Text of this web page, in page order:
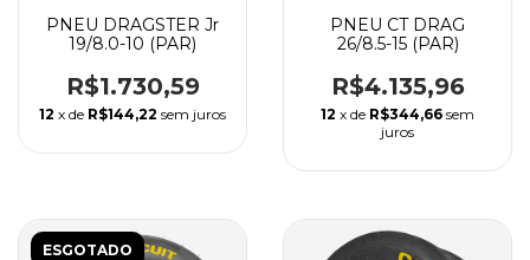
PNEU DRAGSTER Jr
19/8.0-10 (PAR)
R$1.730,59
12 x de R$144,22 sem juros
PNEU CT DRAG
26/8.5-15 (PAR)
R$4.135,96
12 x de R$344,66 sem
juros
ESGOTADO